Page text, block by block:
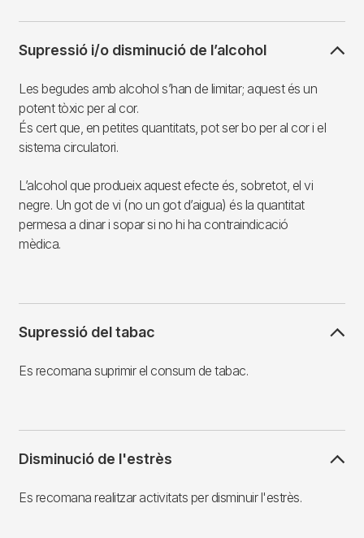
Supressió i/o disminució de l’alcohol
Les begudes amb alcohol s’han de limitar; aquest és un
potent tòxic per al cor.
És cert que, en petites quantitats, pot ser bo per al cor i el
sistema circulatori.
L’alcohol que produeix aquest efecte és, sobretot, el vi
negre. Un got de vi (no un got d’aigua) és la quantitat
permesa a dinar i sopar si no hi ha contraindicació
mèdica.
Supressió del tabac
Es recomana suprimir el consum de tabac.
Disminució de l'estrès
Es recomana realitzar activitats per disminuir l'estrès.